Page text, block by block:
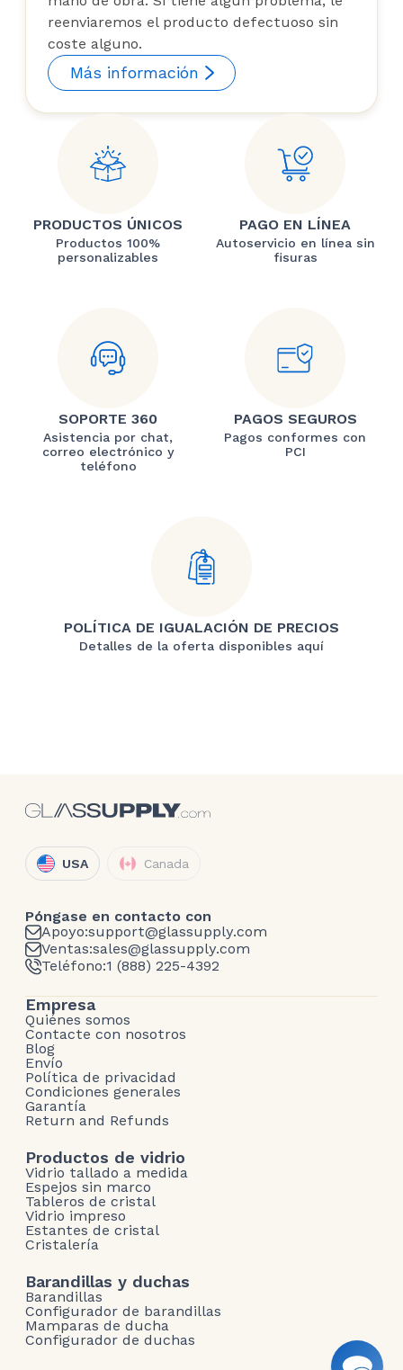
reenviaremos el producto defectuoso sin
coste alguno.
Más información
PRODUCTOS ÚNICOS
Productos 100%
personalizables
PAGO EN LÍNEA
Autoservicio en línea sin
fisuras
SOPORTE 360
Asistencia por chat,
correo electrónico y
teléfono
PAGOS SEGUROS
Pagos conformes con
PCI
POLÍTICA DE IGUALACIÓN DE PRECIOS
Detalles de la oferta disponibles aquí
USA Canada
Póngase en contacto con
Apoyo:support@glassupply.com
Ventas:sales@glassupply.com
Teléfono:1 (888) 225-4392
Empresa
Quiénes somos
Contacte con nosotros
Blog
Envío
Política de privacidad
Condiciones generales
Garantía
Return and Refunds
Productos de vidrio
Vidrio tallado a medida
Espejos sin marco
Tableros de cristal
Vidrio impreso
Estantes de cristal
Cristalería
Barandillas y duchas
Barandillas
Configurador de barandillas
Mamparas de ducha
Configurador de duchas